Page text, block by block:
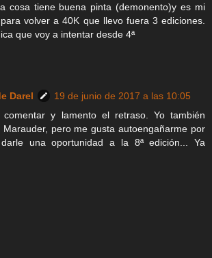
cosa tiene buena pinta (demonento)y es mi
volver a 40K que llevo fuera 3 ediciones.
que voy a intentar desde 4ª
Darel
19 de junio de 2017 a las 10:05
comentar y lamento el retraso. Yo también
Marauder, pero me gusta autoengañarme por
una oportunidad a la 8ª edición... Ya